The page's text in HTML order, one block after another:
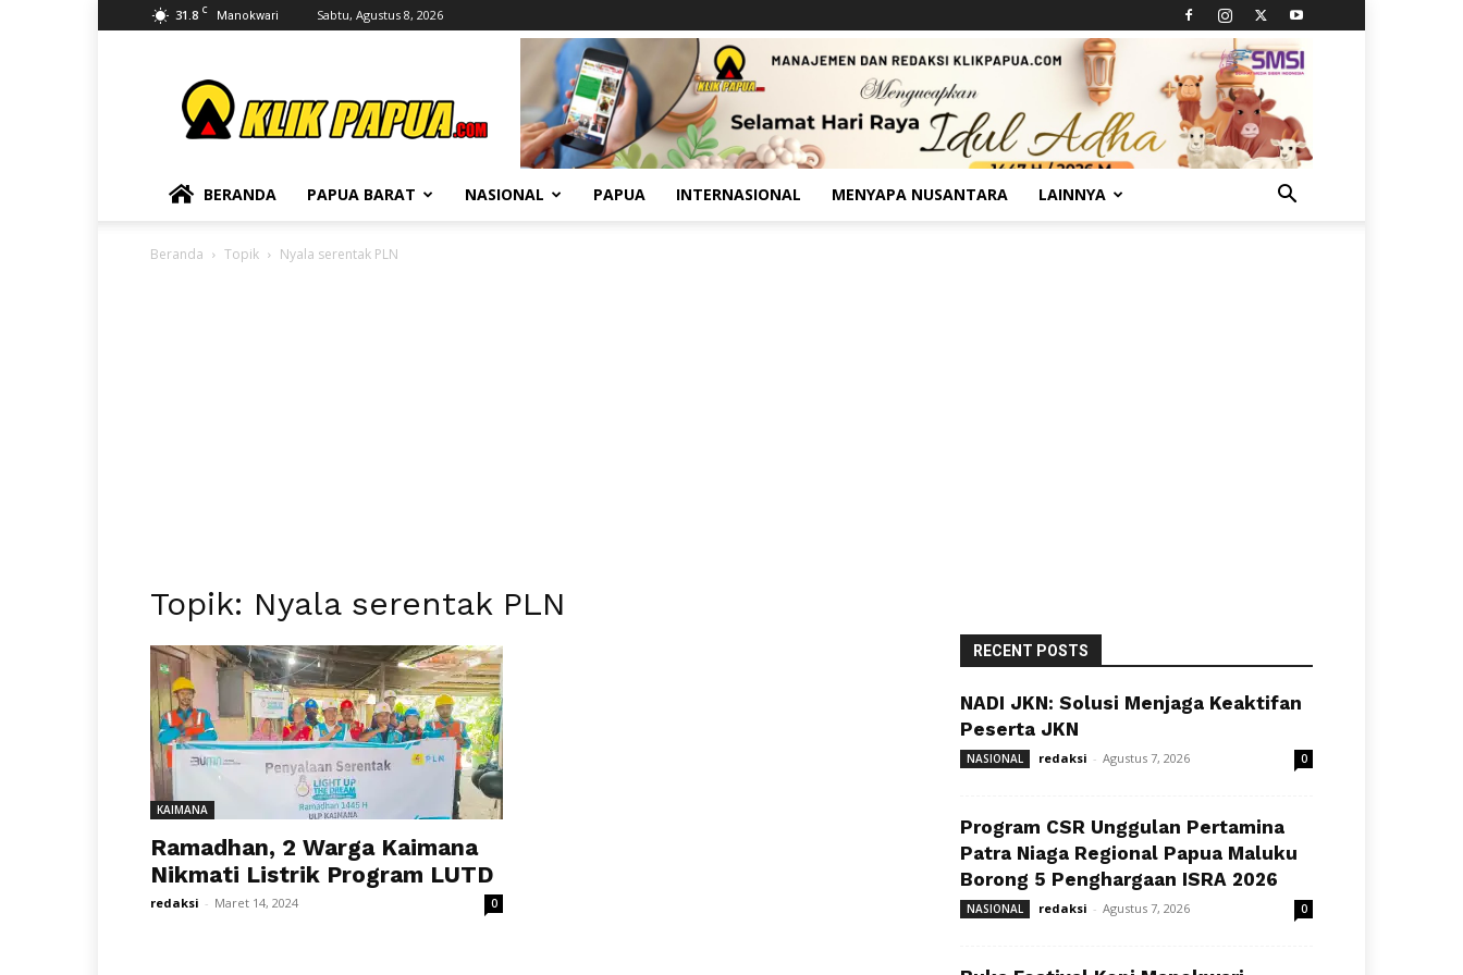
31.8 C Manokwari Sabtu, Agustus 8, 2026
BERANDA PAPUA BARAT NASIONAL PAPUA INTERNASIONAL MENYAPA NUSANTARA LAINNYA
Beranda Topik Nyala serentak PLN
Topik: Nyala serentak PLN
KAIMANA
Ramadhan, 2 Warga Kaimana
Nikmati Listrik Program LUTD
redaksi - Maret 14, 2024 0
RECENT POSTS
NADI JKN: Solusi Menjaga Keaktifan
Peserta JKN
NASIONAL redaksi - Agustus 7, 2026 0
Program CSR Unggulan Pertamina
Patra Niaga Regional Papua Maluku
Borong 5 Penghargaan ISRA 2026
NASIONAL redaksi - Agustus 7, 2026 0